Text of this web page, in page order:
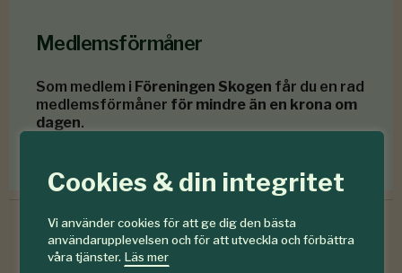
Cookies & din integritet
Vi använder cookies för att ge dig den bästa
användarupplevelsen och för att utveckla och förbättra
våra tjänster. Läs mer
Medlemsförmåner
Som medlem i Föreningen Skogen får du en rad
medlemsförmåner för mindre än en krona om
dagen.